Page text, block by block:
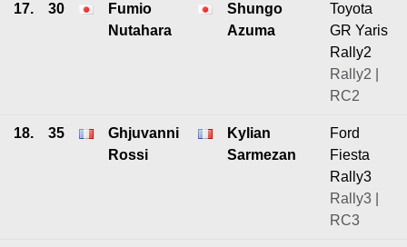
17. 30
Fumio
Nutahara
Shungo
Azuma
Toyota
GR Yaris
Rally2
Rally2 |
RC2
18. 35
Ghjuvanni
Rossi
Kylian
Sarmezan
Ford
Fiesta
Rally3
Rally3 |
RC3